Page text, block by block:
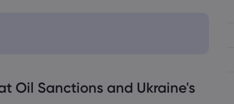
Oil Sanctions and Ukraine's